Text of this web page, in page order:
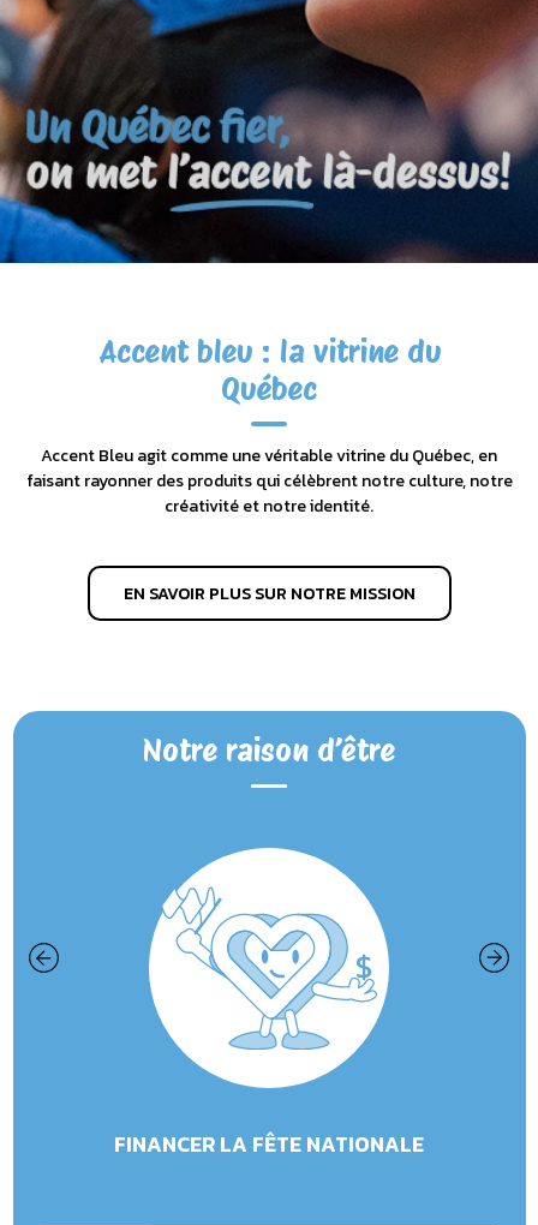
Accent bleu : la vitrine du
Québec
Accent Bleu agit comme une véritable vitrine du Québec, en
faisant rayonner des produits qui célèbrent notre culture, notre
créativité et notre identité.
EN SAVOIR PLUS SUR NOTRE MISSION
Notre raison d’être
FINANCER LA FÊTE NATIONALE